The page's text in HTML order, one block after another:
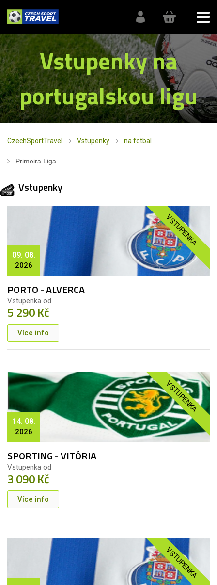
Vstupenky na
portugalskou ligu
CzechSportTravel Vstupenky na fotbal
Primeira Liga
Vstupenky
VSTUPENKA
09. 08.
2026
PORTO - ALVERCA
Vstupenka od
5 290 Kč
Více info
VSTUPENKA
14. 08.
2026
SPORTING - VITÓRIA
Vstupenka od
3 090 Kč
Více info
VSTUPENKA